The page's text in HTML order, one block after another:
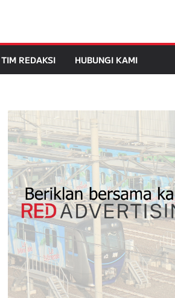
TIM REDAKSI HUBUNGI KAMI